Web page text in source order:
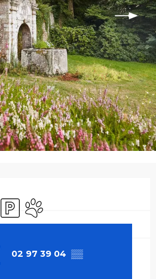
ParkingAnimaux acceptés
02 97 39 04 ▒▒